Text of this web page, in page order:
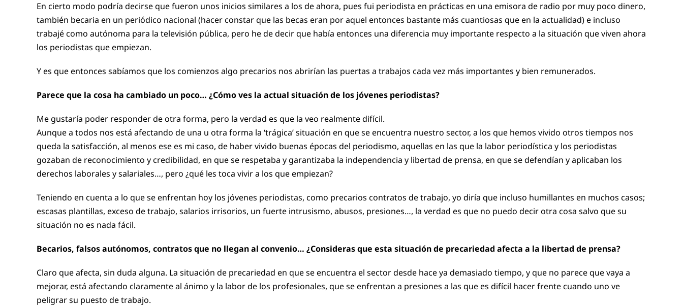
En cierto modo podría decirse que fueron unos inicios similares a los de ahora, pues fui periodista en prácticas en una emisora de radio por muy poco dinero,
también becaria en un periódico nacional (hacer constar que las becas eran por aquel entonces bastante más cuantiosas que en la actualidad) e incluso
trabajé como autónoma para la televisión pública, pero he de decir que había entonces una diferencia muy importante respecto a la situación que viven ahora
los periodistas que empiezan.
Y es que entonces sabíamos que los comienzos algo precarios nos abrirían las puertas a trabajos cada vez más importantes y bien remunerados.
Parece que la cosa ha cambiado un poco… ¿Cómo ves la actual situación de los jóvenes periodistas?
Me gustaría poder responder de otra forma, pero la verdad es que la veo realmente difícil.
Aunque a todos nos está afectando de una u otra forma la ‘trágica’ situación en que se encuentra nuestro sector, a los que hemos vivido otros tiempos nos
queda la satisfacción, al menos ese es mi caso, de haber vivido buenas épocas del periodismo, aquellas en las que la labor periodística y los periodistas
gozaban de reconocimiento y credibilidad, en que se respetaba y garantizaba la independencia y libertad de prensa, en que se defendían y aplicaban los
derechos laborales y salariales…, pero ¿qué les toca vivir a los que empiezan?
Teniendo en cuenta a lo que se enfrentan hoy los jóvenes periodistas, como precarios contratos de trabajo, yo diría que incluso humillantes en muchos casos;
escasas plantillas, exceso de trabajo, salarios irrisorios, un fuerte intrusismo, abusos, presiones…, la verdad es que no puedo decir otra cosa salvo que su
situación no es nada fácil.
Becarios, falsos autónomos, contratos que no llegan al convenio… ¿Consideras que esta situación de precariedad afecta a la libertad de prensa?
Claro que afecta, sin duda alguna. La situación de precariedad en que se encuentra el sector desde hace ya demasiado tiempo, y que no parece que vaya a
mejorar, está afectando claramente al ánimo y la labor de los profesionales, que se enfrentan a presiones a las que es difícil hacer frente cuando uno ve
peligrar su puesto de trabajo.